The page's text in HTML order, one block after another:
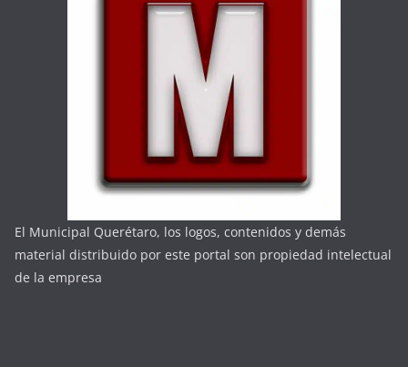
El Municipal Querétaro, los logos, contenidos y demás
material distribuido por este portal son propiedad intelectual
de la empresa